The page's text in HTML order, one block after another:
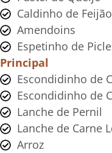
Caldinho de Feijão
Amendoins
Espetinho de
Principal
Escondidinho de
Escondidinho de
Lanche de Pernil
Lanche de Carne
Arroz